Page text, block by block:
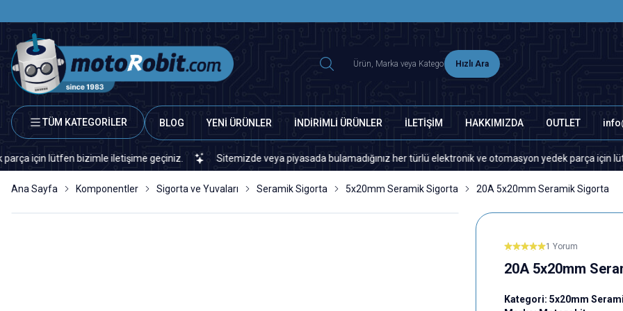
Hızlı Ara
TÜM KATEGORİLER BLOG YENİ ÜRÜNLER İNDİRİMLİ ÜRÜNLER İLETİŞİM HAKKIMIZDA OUTLET
lütfen bizimle iletişime geçiniz. Sitemizde veya piyasada bulamadığınız her türlü elektronik ve otomasyon yedek parça için lütfen
Ana Sayfa Komponentler Sigorta ve Yuvaları Seramik Sigorta 5x20mm Seramik Sigorta 20A 5x20mm Seramik Sigorta
1 Yorum
20A 5x20mm
Kategori: 5x20mm